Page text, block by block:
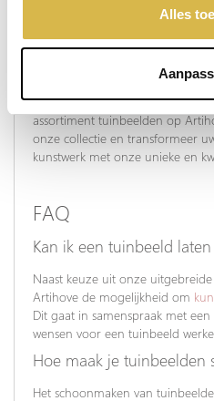
'weigeren' worden alleen de
geplaatst. Bekijk onze
Alles
assortiment omvat ook
betaalbare prijs.
Unieke tuinbeelden
Wacht niet langer. Begin nu
assortiment tuinbeelden op
onze collectie en transformeer
kunstwerk met onze unieke en
FAQ
Kan ik een tuinbeeld laten
Naast keuze uit onze
Artihove de mogelijkheid om
Dit gaat in samenspraak met
wensen voor een tuinbeeld
Hoe maak je tuinbeelden
Het schoonmaken van